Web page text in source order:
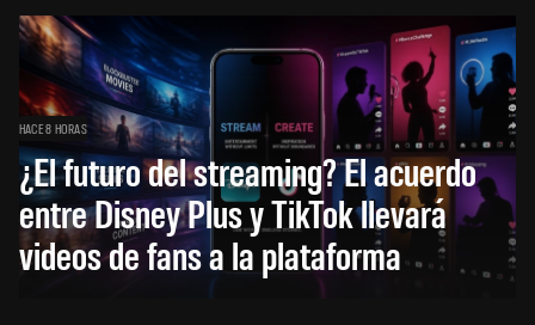
HACE 8 HORAS
¿El futuro del streaming? El acuerdo
entre Disney Plus y TikTok llevará
videos de fans a la plataforma